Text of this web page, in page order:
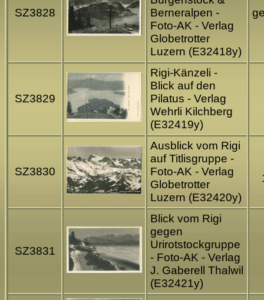
SZ3828
Berneralpen -
Foto-AK - Verlag
Globetrotter
Luzern (E32418y)
SZ3829
Rigi-Känzeli -
Blick auf den
Pilatus - Verlag
Wehrli Kilchberg
(E32419y)
SZ3830
Ausblick vom Rigi
auf Titlisgruppe -
Foto-AK - Verlag
Globetrotter
Luzern (E32420y)
SZ3831
Blick vom Rigi
gegen
Urirotstockgruppe
- Foto-AK - Verlag
J. Gaberell Thalwil
(E32421y)